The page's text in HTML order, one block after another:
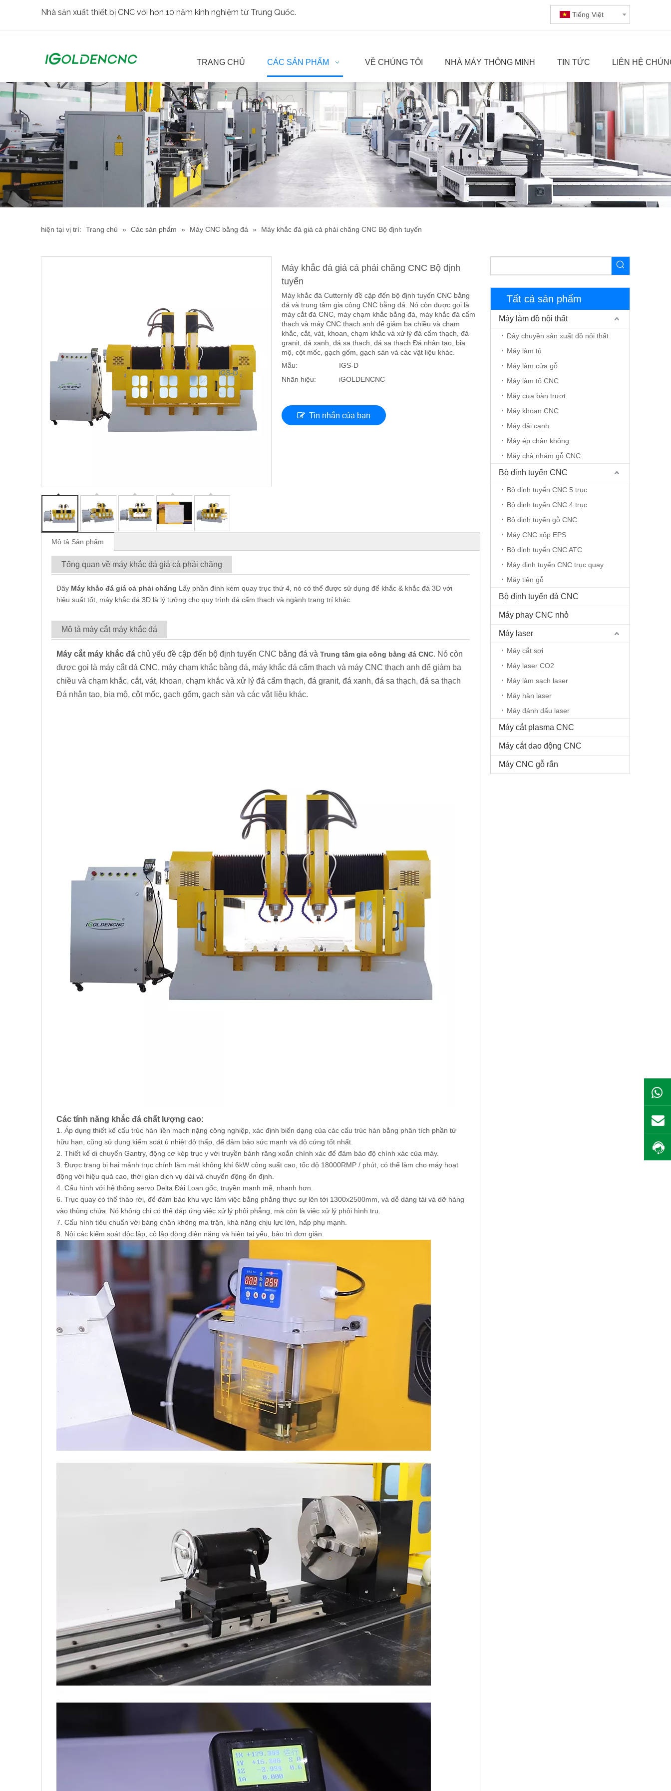
Nhà sản xuất thiết bị CNC với hơn 10 năm kinh nghiệm từ Trung Quốc. Tiếng Việt
TRANG CHỦ CÁC SẢN PHẨM VỀ CHÚNG TÔI NHÀ MÁY THÔNG MINH TIN TỨC LIÊN HỆ
hiện tại vị trí: Trang chủ » Các sản phẩm » Máy CNC bằng đá » Máy khắc đá giá cả phải chăng CNC Bộ định tuyến
Máy khắc đá giá cả phải chăng CNC Bộ định
tuyến
Máy khắc đá Cutternly đề cập đến bộ định tuyến CNC bằng
đá và trung tâm gia công CNC bằng đá. Nó còn được gọi là
máy cắt đá CNC, máy chạm khắc bằng đá, máy khắc đá cẩm
thạch và máy CNC thạch anh để giảm ba chiều và chạm
khắc, cắt, vát, khoan, chạm khắc và xử lý đá cẩm thạch, đá
granit, đá xanh, đá sa thạch, đá sa thạch Đá nhân tạo, bia
mộ, cột mốc, gạch gốm, gạch sàn và các vật liệu khác.
Mẫu:
IGS-D
Nhãn hiệu:
iGOLDENCNC
Tin nhắn của bạn
Mô tả Sản phẩm
Tổng quan về máy khắc đá giá cả phải chăng
Đây Máy khắc đá giá cả phải chăng Lấy phần đính kèm quay trục thứ 4, nó có thể được sử dụng để khắc & khắc đá 3D với
hiệu suất tốt, máy khắc đá 3D là lý tưởng cho quy trình đá cẩm thạch và ngành trang trí khác.
Mô tả máy cắt máy khắc đá
Máy cắt máy khắc đá chủ yếu đề cập đến bộ định tuyến CNC bằng đá và Trung tâm gia công bằng đá CNC. Nó còn
được gọi là máy cắt đá CNC, máy chạm khắc bằng đá, máy khắc đá cẩm thạch và máy CNC thạch anh để giảm ba
chiều và chạm khắc, cắt, vát, khoan, chạm khắc và xử lý đá cẩm thạch, đá granit, đá xanh, đá sa thạch, đá sa thạch
Đá nhân tạo, bia mộ, cột mốc, gạch gốm, gạch sàn và các vật liệu khác.
Các tính năng khắc đá chất lượng cao:
1. Áp dụng thiết kế cấu trúc hàn liền mạch nặng công nghiệp, xác định biến dạng của các cấu trúc hàn bằng phân tích phần tử
hữu hạn, cũng sử dụng kiểm soát ủ nhiệt độ thấp, để đảm bảo sức mạnh và độ cứng tốt nhất.
2. Thiết kế di chuyển Gantry, động cơ kép trục y với truyền bánh răng xoắn chính xác để đảm bảo độ chính xác của máy.
3. Được trang bị hai mảnh trục chính làm mát không khí 6kW công suất cao, tốc độ 18000RMP / phút, có thể làm cho máy hoạt
động với hiệu quả cao, thời gian dịch vụ dài và chuyển động ổn định.
4. Cấu hình với hệ thống servo Delta Đài Loan gốc, truyền mạnh mẽ, nhanh hơn.
6. Trục quay có thể tháo rời, để đảm bảo khu vực làm việc bằng phẳng thực sự lên tới 1300x2500mm, và dễ dàng tải và dỡ hàng
vào thùng chứa. Nó không chỉ có thể đáp ứng việc xử lý phôi phẳng, mà còn là việc xử lý phôi hình trụ.
7. Cấu hình tiêu chuẩn với bảng chân không ma trận, khả năng chịu lực lớn, hấp phụ mạnh.
8. Nội các kiểm soát độc lập, cô lập dòng điện nặng và hiện tại yếu, bảo trì đơn giản.
Tất cả sản phẩm
Máy làm đồ nội thất
Dây chuyền sản xuất đồ nội thất
Máy làm tủ
Máy làm cửa gỗ
Máy làm tổ CNC
Máy cưa bàn trượt
Máy khoan CNC
Máy dải cạnh
Máy ép chân không
Máy chà nhám gỗ CNC
Bộ định tuyến CNC
Bộ định tuyến CNC 5 trục
Bộ định tuyến CNC 4 trục
Bộ định tuyến gỗ CNC.
Máy CNC xốp EPS
Bộ định tuyến CNC ATC
Máy định tuyến CNC trục quay
Máy tiện gỗ
Bộ định tuyến đá CNC
Máy phay CNC nhỏ
Máy laser
Máy cắt sợi
Máy laser CO2
Máy làm sạch laser
Máy hàn laser
Máy đánh dấu laser
Máy cắt plasma CNC
Máy cắt dao động CNC
Máy CNC gỗ rắn